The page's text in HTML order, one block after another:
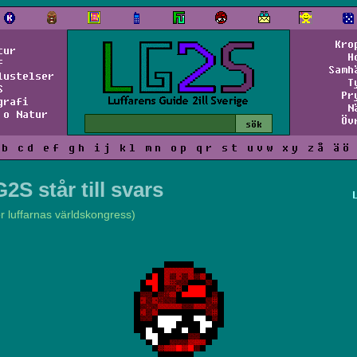
Natur
b c d e f g h i j k l m n o p q r s t u v w x y z å ä ö
står till svars
luffarnas världskongress)